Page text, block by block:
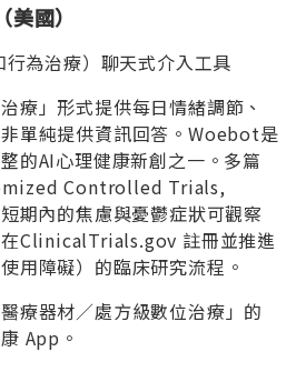
（美國）
為治療）聊天式介入工具
療」形式提供每日情緒調節、
單純提供資訊回答。Woebot是
的AI心理健康新創之一。多篇
Controlled Trials,
期內的焦慮與憂鬱症狀可觀察
ClinicalTrials.gov 註冊並推進
用障礙）的臨床研究流程。
療器材／處方級數位治療」的
App。